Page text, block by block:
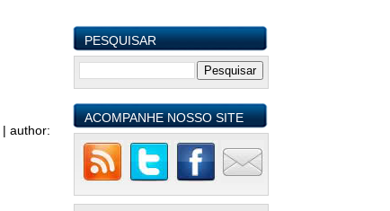
| author:
PESQUISAR
ACOMPANHE NOSSO SITE